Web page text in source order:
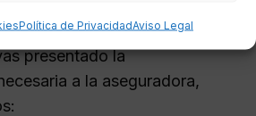
Política de PrivacidadAviso Legal
presentado la
a la aseguradora,